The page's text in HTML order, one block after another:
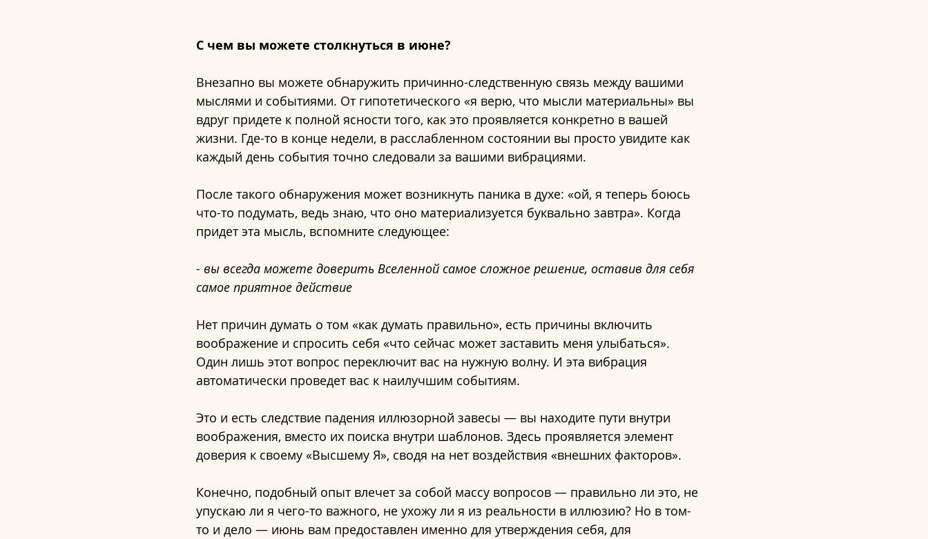
С чем вы можете столкнуться в июне?
Внезапно вы можете обнаружить причинно-следственную связь между вашими
мыслями и событиями. От гипотетического «я верю, что мысли материальны» вы
вдруг придете к полной ясности того, как это проявляется конкретно в вашей
жизни. Где-то в конце недели, в расслабленном состоянии вы просто увидите как
каждый день события точно следовали за вашими вибрациями.
После такого обнаружения может возникнуть паника в духе: «ой, я теперь боюсь
что-то подумать, ведь знаю, что оно материализуется буквально завтра». Когда
придет эта мысль, вспомните следующее:
- вы всегда можете доверить Вселенной самое сложное решение, оставив для себя
самое приятное действие
Нет причин думать о том «как думать правильно», есть причины включить
воображение и спросить себя «что сейчас может заставить меня улыбаться».
Один лишь этот вопрос переключит вас на нужную волну. И эта вибрация
автоматически проведет вас к наилучшим событиям.
Это и есть следствие падения иллюзорной завесы — вы находите пути внутри
воображения, вместо их поиска внутри шаблонов. Здесь проявляется элемент
доверия к своему «Высшему Я», сводя на нет воздействия «внешних факторов».
Конечно, подобный опыт влечет за собой массу вопросов — правильно ли это, не
упускаю ли я чего-то важного, не ухожу ли я из реальности в иллюзию? Но в том-
то и дело — июнь вам предоставлен именно для утверждения себя, для